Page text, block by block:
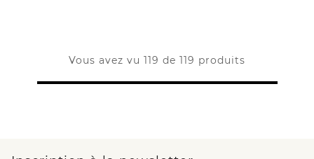
Vous avez vu 119 de 119 produits